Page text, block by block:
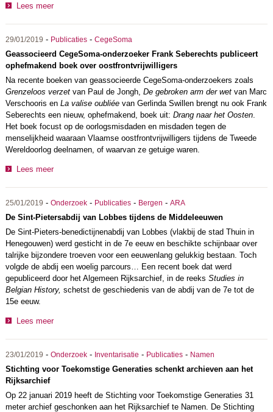
Lees meer
29/01/2019 - Publicaties- CegeSoma
Geassocieerd CegeSoma-onderzoeker Frank Seberechts publiceert
ophefmakend boek over oostfrontvrijwilligers
Na recente boeken van geassocieerde CegeSoma-onderzoekers zoals
Grenzeloos verzetvan Paul de Jongh, De gebroken arm der wetvan Marc
Verschooris en La valise oubliéevan Gerlinda Swillen brengt nu ook Frank
Seberechts een nieuw, ophefmakend, boek uit: Drang naar het Oosten.
Het boek focust op de oorlogsmisdaden en misdaden tegen de
menselijkheid waaraan Vlaamse oostfrontvrijwilligers tijdens de Tweede
Wereldoorlog deelnamen, of waarvan ze getuige waren.
Lees meer
25/01/2019 - Onderzoek- Publicaties- Bergen - ARA
De Sint-Pietersabdij van Lobbes tijdens de Middeleeuwen
De Sint-Pieters-benedictijnenabdij van Lobbes (vlakbij de stad Thuin in
Henegouwen) werd gesticht in de 7e eeuw en beschikte schijnbaar over
talrijke bijzondere troeven voor een eeuwenlang gelukkig bestaan. Toch
volgde de abdij een woelig parcours… Een recent boek dat werd
gepubliceerd door het Algemeen Rijksarchief, in de reeks Studies in
Belgian History, schetst de geschiedenis van de abdij van de 7e tot de
15e eeuw.
Lees meer
23/01/2019 - Onderzoek- Inventarisatie - Publicaties- Namen
Stichting voor Toekomstige Generaties schenkt archieven aan het
Rijksarchief
Op 22 januari 2019 heeft de Stichting voor Toekomstige Generaties 31
meter archief geschonken aan het Rijksarchief te Namen. De Stichting